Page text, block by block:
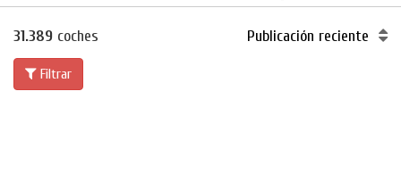
31.389 coches Publicación reciente
Filtrar